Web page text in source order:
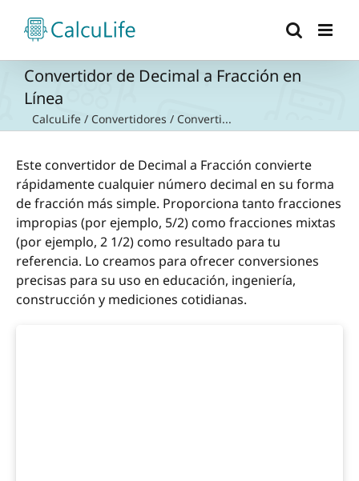
contenido
Convertidor de Decimal a Fracción en
Línea
CalcuLife / Convertidores / Converti...
Este convertidor de Decimal a Fracción convierte
rápidamente cualquier número decimal en su forma
de fracción más simple. Proporciona tanto fracciones
impropias (por ejemplo, 5/2) como fracciones mixtas
(por ejemplo, 2 1/2) como resultado para tu
referencia. Lo creamos para ofrecer conversiones
precisas para su uso en educación, ingeniería,
construcción y mediciones cotidianas.